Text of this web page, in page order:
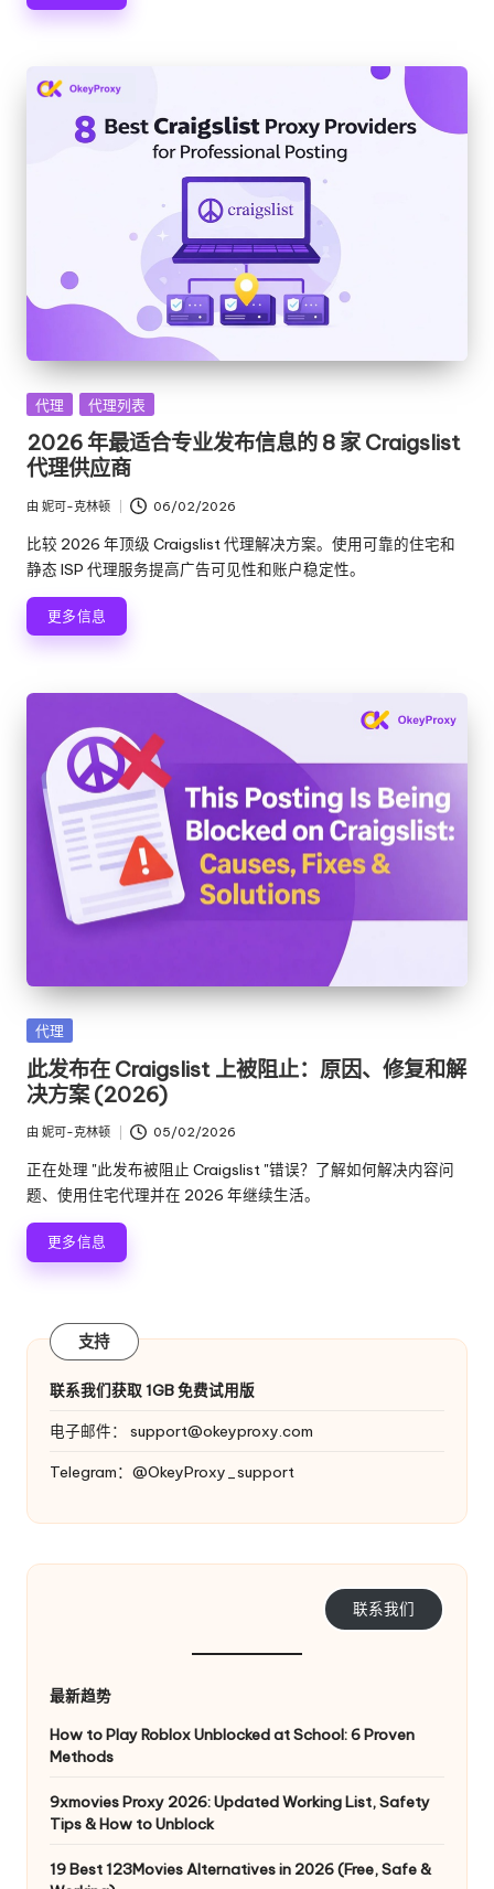
发
在
代理 代理列表
2026 年最适合专业发布信息的 8 家 Craigslist
代理供应商
发
布
者
由 妮可-克林顿 06/02/2026
比较 2026 年顶级 Craigslist 代理解决方案。使用可靠的住宅和
静态 ISP 代理服务提高广告可见性和账户稳定性。
更多信息
发
布
在
代理
此发布在 Craigslist 上被阻止：原因、修复和解
决方案 (2026)
发
布
者
由 妮可-克林顿 05/02/2026
正在处理 "此发布被阻止 Craigslist "错误？了解如何解决内容问
题、使用住宅代理并在 2026 年继续生活。
更多信息
支持
联系我们获取 1GB 免费试用版
电子邮件： support@okeyproxy.com
Telegram：@OkeyProxy_support
联系我们
最新趋势
How to Play Roblox Unblocked at School: 6 Proven
Methods
9xmovies Proxy 2026: Updated Working List, Safety
Tips & How to Unblock
19 Best 123Movies Alternatives in 2026 (Free, Safe &